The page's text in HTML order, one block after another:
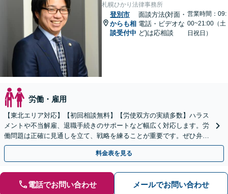
札幌ひかり法律事務所
登別市
からも相
談受付中
面談方法(対面・
電話・ビデオな
ど)は応相談
営業時間：09:
00~21:00（土
日祝日）
労働・雇用
【東北エリア対応】【初回相談無料】【労使双方の実績多数】ハラス
メントや不当解雇、退職手続きのサポートなど幅広く対応します。労
働問題は正確に見通しを立て、戦略を練ることが重要です。ぜひ弁護
士にご相談ください。【電話相談可】【休日・夜間面談可】
料金表を見る
電話でお問い合わせ メールでお問い合わせ